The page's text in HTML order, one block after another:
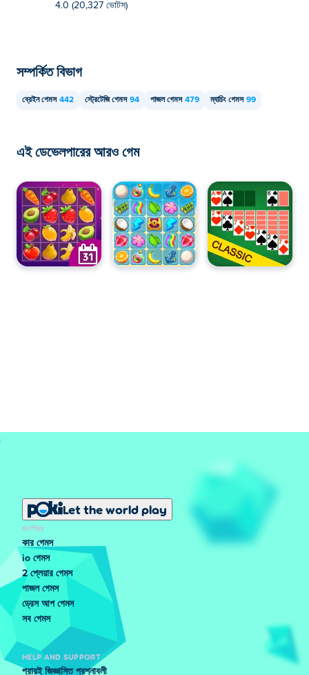
4.0 (20,327 ভোটস)
সম্পর্কিত বিভাগ
ব্রেইন গেমস 442 স্ট্রেটেজি গেমস 94 পাজল গেমস 479 ম্যাচিং গেমস 99
এই ডেভেলপারের আরও গেম
Let the world play
জনপ্রিয়
কার গেমস
io গেমস
2 প্লেয়ার গেমস
পাজল গেমস
ড্রেস আপ গেমস
সব গেমস
HELP AND SUPPORT
প্রায়ই জিজ্ঞাসিত প্রশ্নাবলী